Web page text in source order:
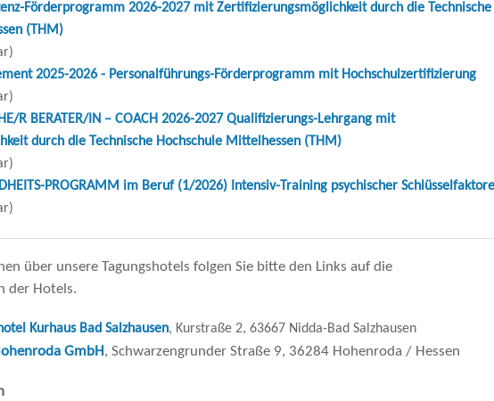
Förderprogramm 2026-2027 mit Zertifizierungsmöglichkeit durch die Technische
(THM)
2025-2026 - Personalführungs-Förderprogramm mit Hochschulzertifizierung
R BERATER/IN – COACH 2026-2027 Qualifizierungs-Lehrgang mit
durch die Technische Hochschule Mittelhessen (THM)
PROGRAMM im Beruf (1/2026) Intensiv-Training psychischer
über unsere Tagungshotels folgen Sie bitte den Links auf die
der Hotels.
Kurhaus Bad Salzhausen, Kurstraße 2, 63667 Nidda-Bad Salzhausen
GmbH , Schwarzengrunder Straße 9, 36284 Hohenroda / Hessen